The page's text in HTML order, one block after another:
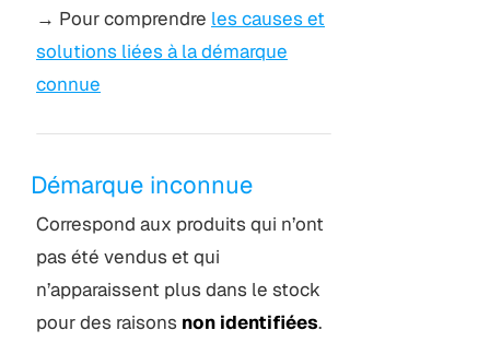
→ Pour comprendre les causes et
solutions liées à la démarque
connue
Démarque inconnue
Correspond aux produits qui n’ont
pas été vendus et qui
n’apparaissent plus dans le stock
pour des raisons non identifiées.